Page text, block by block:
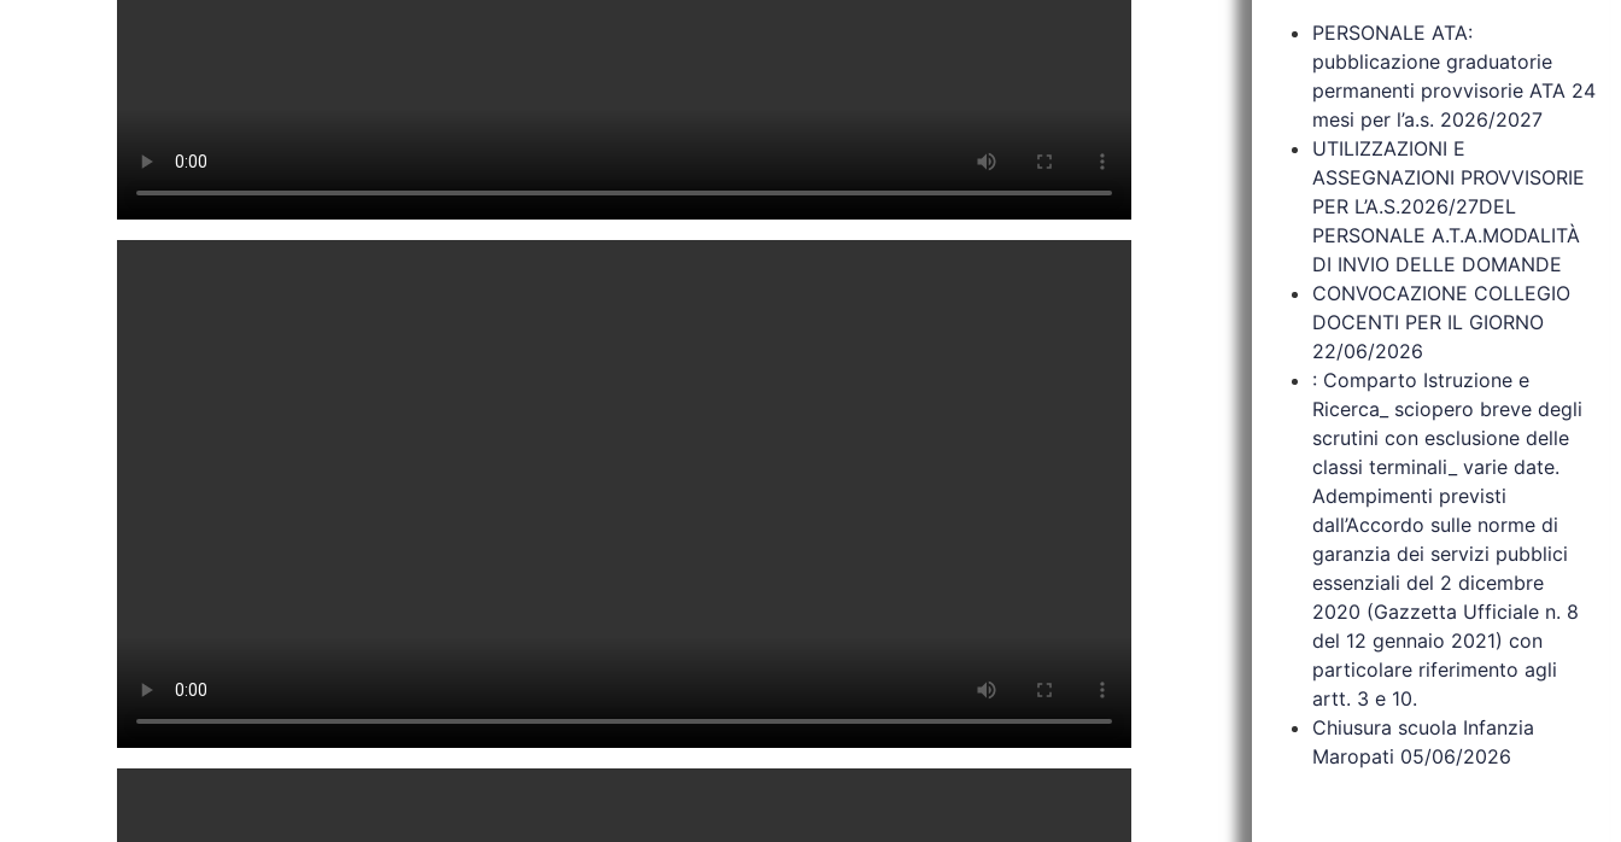
PERSONALE ATA:
pubblicazione graduatorie
permanenti provvisorie ATA 24
mesi per l’a.s. 2026/2027
UTILIZZAZIONI E
ASSEGNAZIONI PROVVISORIE
PER L’A.S.2026/27DEL
PERSONALE A.T.A.MODALITÀ
DI INVIO DELLE DOMANDE
CONVOCAZIONE COLLEGIO
DOCENTI PER IL GIORNO
22/06/2026
: Comparto Istruzione e
Ricerca_ sciopero breve degli
scrutini con esclusione delle
classi terminali_ varie date.
Adempimenti previsti
dall’Accordo sulle norme di
garanzia dei servizi pubblici
essenziali del 2 dicembre
2020 (Gazzetta Ufficiale n. 8
del 12 gennaio 2021) con
particolare riferimento agli
artt. 3 e 10.
Chiusura scuola Infanzia
Maropati 05/06/2026